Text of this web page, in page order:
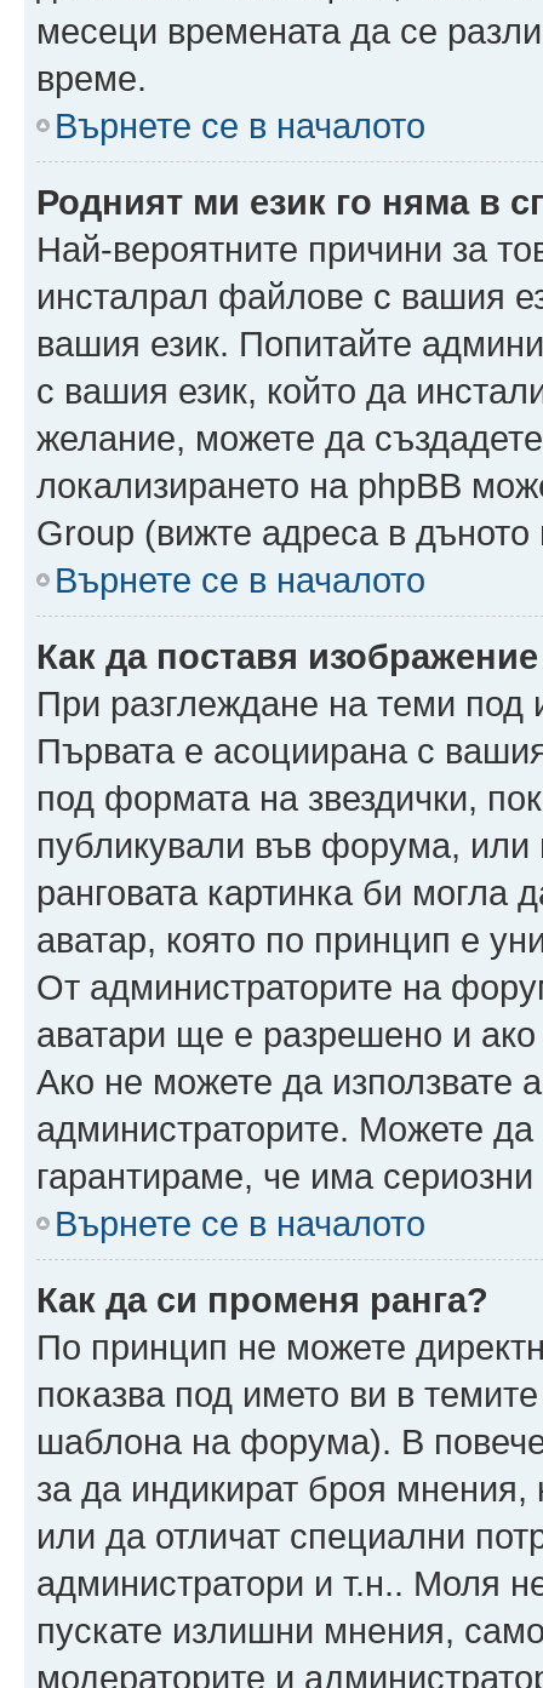
месеци времената да се
време.
Върнете се в началото
Родният ми език го няма в
Най-вероятните причини за
инсталрал файлове с вашия
вашия език. Попитайте
с вашия език, който да
желание, можете да
локализирането на phpBB
Group (вижте адреса в дъното
Върнете се в началото
Как да поставя
При разглеждане на теми под
Първата е асоциирана с
под формата на звездички,
публикували във форума,
ранговата картинка би могла
аватар, която по принцип е
От администраторите на
аватари ще е разрешено и
Ако не можете да използвате
администраторите. Можете да
гарантираме, че има сериозни
Върнете се в началото
Как да си променя ранга?
По принцип не можете
показва под името ви в
шаблона на форума). В
за да индикират броя мнения,
или да отличат специални
администратори и т.н.. Моля
пускате излишни мнения,
модераторите и